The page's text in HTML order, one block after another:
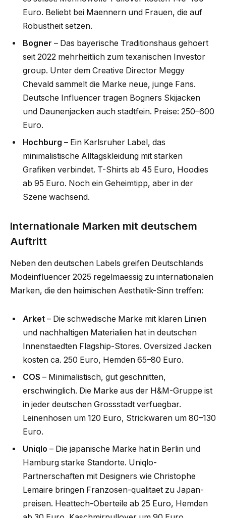
Euro. Beliebt bei Maennern und Frauen, die auf
Robustheit setzen.
Bogner – Das bayerische Traditionshaus gehoert
seit 2022 mehrheitlich zum texanischen Investor
group. Unter dem Creative Director Meggy
Chevald sammelt die Marke neue, junge Fans.
Deutsche Influencer tragen Bogners Skijacken
und Daunenjacken auch stadtfein. Preise: 250–600
Euro.
Hochburg – Ein Karlsruher Label, das
minimalistische Alltagskleidung mit starken
Grafiken verbindet. T-Shirts ab 45 Euro, Hoodies
ab 95 Euro. Noch ein Geheimtipp, aber in der
Szene wachsend.
Internationale Marken mit deutschem
Auftritt
Neben den deutschen Labels greifen Deutschlands
Modeinfluencer 2025 regelmaessig zu internationalen
Marken, die den heimischen Aes­thetik-Sinn treffen:
Arket – Die schwedische Marke mit klaren Linien
und nachhaltigen Materialien hat in deutschen
Innenstaedten Flagship-Stores. Oversized Jacken
kosten ca. 250 Euro, Hemden 65–80 Euro.
COS – Minimalistisch, gut geschnitten,
erschwinglich. Die Marke aus der H&M-Gruppe ist
in jeder deutschen Grossstadt verfuegbar.
Leinenhosen um 120 Euro, Strickwaren um 80–130
Euro.
Uniqlo – Die japanische Marke hat in Berlin und
Hamburg starke Standorte. Uniqlo-
Partnerschaften mit Designers wie Christophe
Lemaire bringen Franzosen-qualitaet zu Japan-
preisen. Heattech-Oberteile ab 25 Euro, Hemden